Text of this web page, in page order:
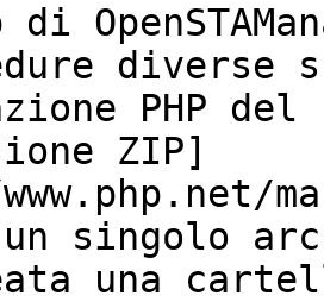
diverse
PHP
ZIP]
un singolo
una